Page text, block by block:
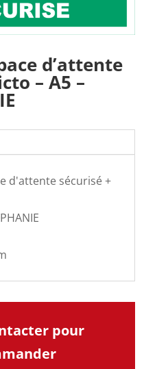
d’attente
– A5 –
d'attente sécurisé +
pour